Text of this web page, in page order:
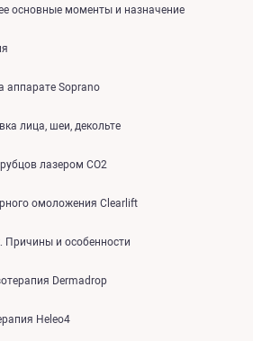
основные моменты и назначение
аппарате Soprano
лица, шеи, декольте
лазером CO2
омоложения Clearlift
Причины и особенности
Dermadrop
Heleo4